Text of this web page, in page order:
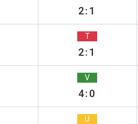
2:1
T
2:1
V
4:0
U